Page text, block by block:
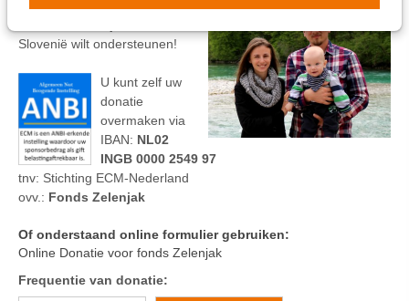
Slovenië wilt ondersteunen!
U kunt zelf uw
donatie
overmaken via
IBAN: NL02
INGB 0000 2549 97
tnv: Stichting ECM-Nederland
ovv.: Fonds Zelenjak
Of onderstaand online formulier gebruiken:
Online Donatie voor fonds Zelenjak
Frequentie van donatie: